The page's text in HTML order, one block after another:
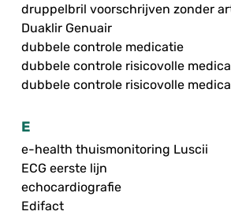
druppelbril voorschrijven zonder
Duaklir Genuair
dubbele controle medicatie
dubbele controle risicovolle
dubbele controle risicovolle
E
e-health thuismonitoring Luscii
ECG eerste lijn
echocardiografie
Edifact